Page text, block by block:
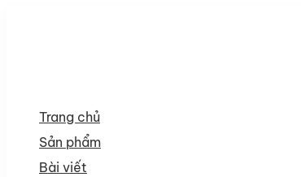
Trang chủ
Sản phẩm
Bài viết